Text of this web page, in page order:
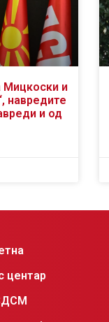
Мицкоски и
навредите
и од
центар